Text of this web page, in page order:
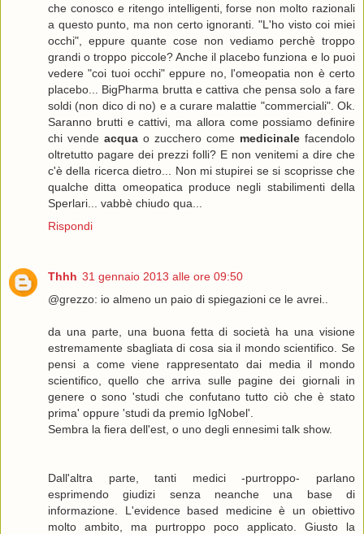
che conosco e ritengo intelligenti, forse non molto razionali
a questo punto, ma non certo ignoranti. "L'ho visto coi miei
occhi", eppure quante cose non vediamo perchè troppo
grandi o troppo piccole? Anche il placebo funziona e lo puoi
vedere "coi tuoi occhi" eppure no, l'omeopatia non è certo
placebo... BigPharma brutta e cattiva che pensa solo a fare
soldi (non dico di no) e a curare malattie "commerciali". Ok.
Saranno brutti e cattivi, ma allora come possiamo definire
chi vende acqua o zucchero come medicinale facendolo
oltretutto pagare dei prezzi folli? E non venitemi a dire che
c'è della ricerca dietro... Non mi stupirei se si scoprisse che
qualche ditta omeopatica produce negli stabilimenti della
Sperlari... vabbè chiudo qua...
Rispondi
Thhh 31 gennaio 2013 alle ore 09:50
@grezzo: io almeno un paio di spiegazioni ce le avrei..
da una parte, una buona fetta di società ha una visione
estremamente sbagliata di cosa sia il mondo scientifico. Se
pensi a come viene rappresentato dai media il mondo
scientifico, quello che arriva sulle pagine dei giornali in
genere o sono 'studi che confutano tutto ciò che è stato
prima' oppure 'studi da premio IgNobel'.
Sembra la fiera dell'est, o uno degli ennesimi talk show.
Dall'altra parte, tanti medici -purtroppo- parlano
esprimendo giudizi senza neanche una base di
informazione. L'evidence based medicine è un obiettivo
molto ambito, ma purtroppo poco applicato. Giusto la